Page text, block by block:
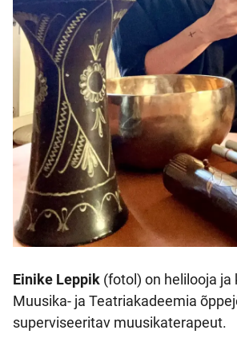
Einike Leppik (fotol) on helilooja ja
Muusika- ja Teatriakadeemia
superviseeritav muusikaterapeut.